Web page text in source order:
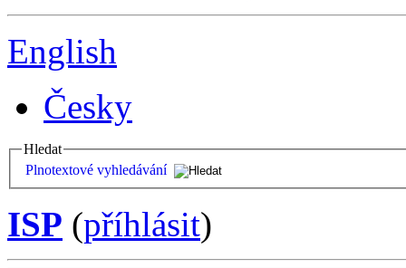
English
Česky
Hledat
Plnotextové vyhledávání
ISP (příhlásit)